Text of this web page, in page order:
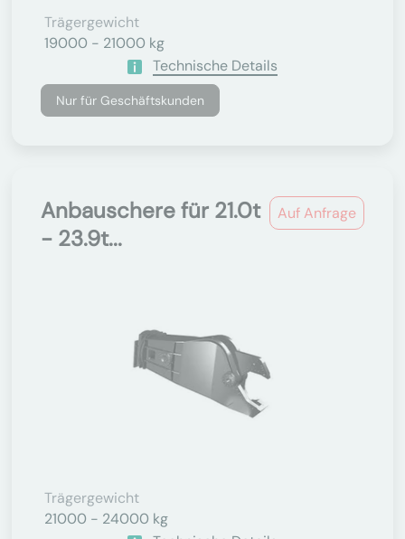
Trägergewicht
19000 - 21000 kg
Technische Details
Nur für Geschäftskunden
Auf Anfrage
Anbauschere für 21.0t
- 23.9t...
Trägergewicht
21000 - 24000 kg